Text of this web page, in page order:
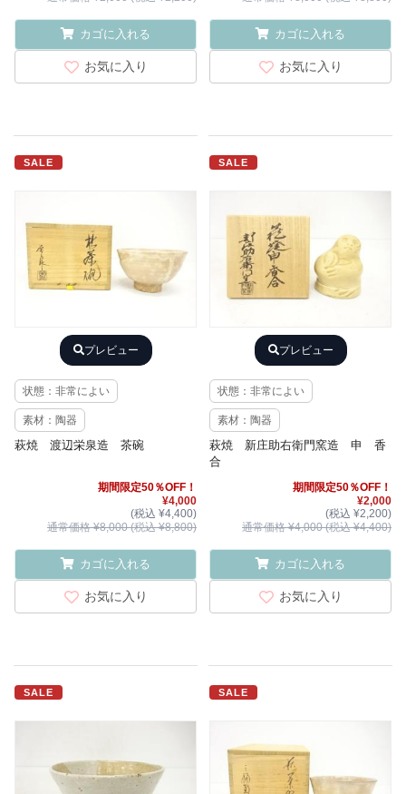
カゴに入れる
お気に入り
カゴに入れる
お気に入り
SALE
プレビュー
状態：非常によい
素材：陶器
萩焼 渡辺栄泉造 茶碗
期間限定50％OFF！
¥4,000
(税込 ¥4,400)
通常価格 ¥8,000 (税込 ¥8,800)
カゴに入れる
お気に入り
SALE
プレビュー
状態：非常によい
素材：陶器
萩焼 新庄助右衛門窯造 申 香
合
期間限定50％OFF！
¥2,000
(税込 ¥2,200)
通常価格 ¥4,000 (税込 ¥4,400)
カゴに入れる
お気に入り
SALE SALE